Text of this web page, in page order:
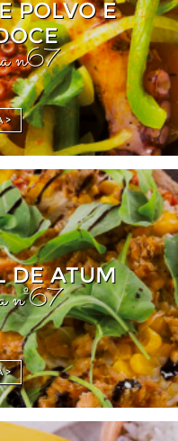
POLVO E
n67
>
DE ATUM
nº67
>